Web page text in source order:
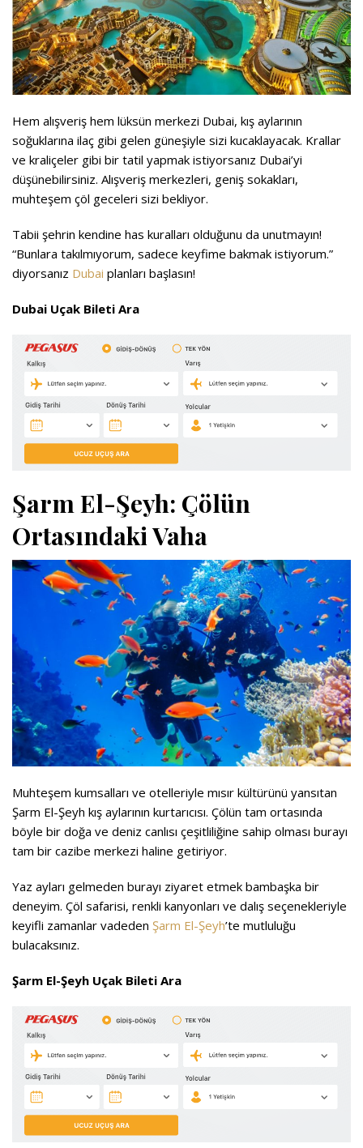
Hem alışveriş hem lüksün merkezi Dubai, kış aylarının
soğuklarına ilaç gibi gelen güneşiyle sizi kucaklayacak. Krallar
ve kraliçeler gibi bir tatil yapmak istiyorsanız Dubai’yi
düşünebilirsiniz. Alışveriş merkezleri, geniş sokakları,
muhteşem çöl geceleri sizi bekliyor.
Tabii şehrin kendine has kuralları olduğunu da unutmayın!
“Bunlara takılmıyorum, sadece keyfime bakmak istiyorum.”
diyorsanız Dubai planları başlasın!
Dubai Uçak Bileti Ara
Şarm El-Şeyh: Çölün
Ortasındaki Vaha
Muhteşem kumsalları ve otelleriyle mısır kültürünü yansıtan
Şarm El-Şeyh kış aylarının kurtarıcısı. Çölün tam ortasında
böyle bir doğa ve deniz canlısı çeşitliliğine sahip olması burayı
tam bir cazibe merkezi haline getiriyor.
Yaz ayları gelmeden burayı ziyaret etmek bambaşka bir
deneyim. Çöl safarisi, renkli kanyonları ve dalış seçenekleriyle
keyifli zamanlar vadeden Şarm El-Şeyh’te mutluluğu
bulacaksınız.
Şarm El-Şeyh Uçak Bileti Ara